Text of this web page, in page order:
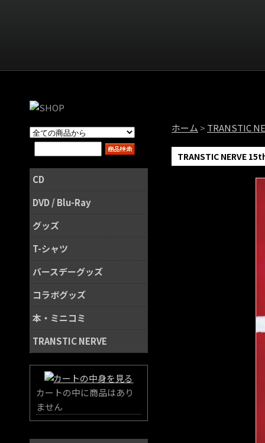
CD
DVD / Blu-Ray
グッズ
T-シャツ
バースデーグッズ
コラボグッズ
本・ミニコミ
TRANSTIC NERVE
カートの中に商品はあり
ません
ホーム > TRANSTIC
TRANSTIC NERVE